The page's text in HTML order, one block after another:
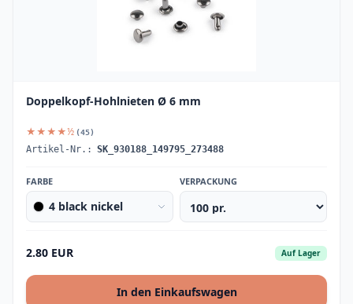
Doppelkopf-Hohlnieten Ø 6 mm
★★★★½ (45)
Artikel-Nr.: SK_930188_149795_273488
FARBE
4 black nickel
VERPACKUNG
2.80 EUR Auf Lager
In den Einkaufswagen